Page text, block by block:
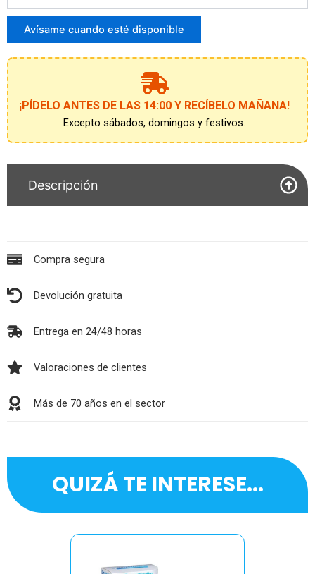
correo
para
unirte
a
la
lista
de
espera
Avísame cuando esté disponible
¡PÍDELO ANTES DE LAS 14:00 Y RECÍBELO MAÑANA!
Excepto sábados, domingos y festivos.
Descripción
Compra segura
Devolución gratuita
Entrega en 24/48 horas
Valoraciones de clientes
Más de 70 años en el sector
QUIZÁ TE INTERESE...